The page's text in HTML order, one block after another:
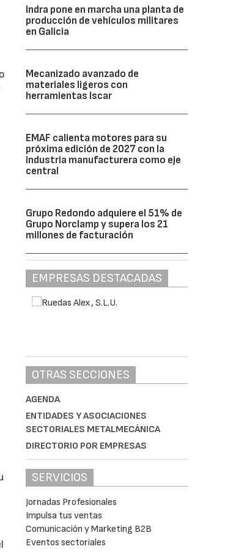
Indra pone en marcha una planta de
producción de vehículos militares
en Galicia
Mecanizado avanzado de
materiales ligeros con
herramientas Iscar
EMAF calienta motores para su
próxima edición de 2027 con la
industria manufacturera como eje
central
Grupo Redondo adquiere el 51% de
Grupo Norclamp y supera los 21
millones de facturación
EMPRESAS DESTACADAS
OTRAS SECCIONES
AGENDA
ENTIDADES Y ASOCIACIONES
SECTORIALES METALMECÁNICA
DIRECTORIO POR EMPRESAS
SERVICIOS
Jornadas Profesionales
Impulsa tus ventas
Comunicación y Marketing B2B
Eventos sectoriales